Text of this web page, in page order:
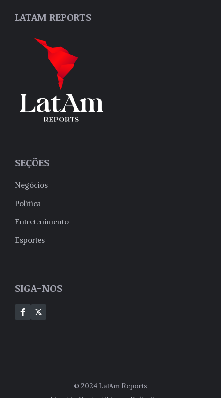
LATAM REPORTS
SEÇÕES
Negócios
Politica
Entretenimento
Esportes
SIGA-NOS
© 2024 LatAm Reports